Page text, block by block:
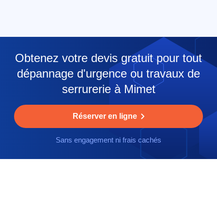
Obtenez votre devis gratuit pour tout
dépannage d'urgence ou travaux de
serrurerie à Mimet
Réserver en ligne
Sans engagement ni frais cachés